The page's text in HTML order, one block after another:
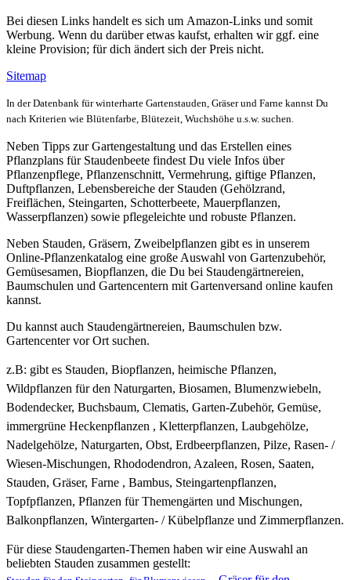
Bei diesen Links handelt es sich um Amazon-Links und somit
Werbung. Wenn du darüber etwas kaufst, erhalten wir ggf. eine
kleine Provision; für dich ändert sich der Preis nicht.
Sitemap
In der Datenbank für winterharte Gartenstauden, Gräser und Farne kannst Du
nach Kriterien wie Blütenfarbe, Blütezeit, Wuchshöhe u.s.w. suchen.
Neben Tipps zur Gartengestaltung und das Erstellen eines
Pflanzplans für Staudenbeete findest Du viele Infos über
Pflanzenpflege, Pflanzenschnitt, Vermehrung, giftige Pflanzen,
Duftpflanzen, Lebensbereiche der Stauden (Gehölzrand,
Freiflächen, Steingarten, Schotterbeete, Mauerpflanzen,
Wasserpflanzen) sowie pflegeleichte und robuste Pflanzen.
Neben Stauden, Gräsern, Zweibelpflanzen gibt es in unserem
Online-Pflanzenkatalog eine große Auswahl von Gartenzubehör,
Gemüsesamen, Biopflanzen, die Du bei Staudengärtnereien,
Baumschulen und Gartencentern mit Gartenversand online kaufen
kannst.
Du kannst auch Staudengärtnereien, Baumschulen bzw.
Gartencenter vor Ort suchen.
z.B: gibt es Stauden, Biopflanzen, heimische Pflanzen,
Wildpflanzen für den Naturgarten, Biosamen, Blumenzwiebeln,
Bodendecker, Buchsbaum, Clematis, Garten-Zubehör, Gemüse,
immergrüne Heckenpflanzen , Kletterpflanzen, Laubgehölze,
Nadelgehölze, Naturgarten, Obst, Erdbeerpflanzen, Pilze, Rasen- /
Wiesen-Mischungen, Rhododendron, Azaleen, Rosen, Saaten,
Stauden, Gräser, Farne , Bambus, Steingartenpflanzen,
Topfpflanzen, Pflanzen für Themengärten und Mischungen,
Balkonpflanzen, Wintergarten- / Kübelpflanze und Zimmerpflanzen.
Für diese Staudengarten-Themen haben wir eine Auswahl an
beliebten Stauden zusammen gestellt: